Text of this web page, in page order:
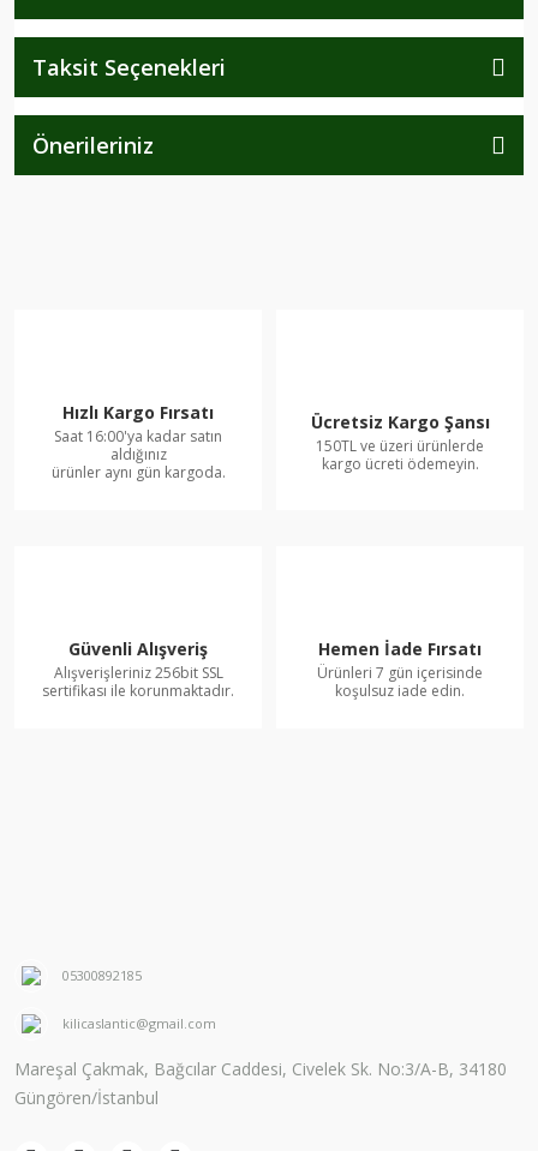
Taksit Seçenekleri
Önerileriniz
Hızlı Kargo Fırsatı
Saat 16:00'ya kadar satın
aldığınız
ürünler aynı gün kargoda.
Ücretsiz Kargo Şansı
150TL ve üzeri ürünlerde
kargo ücreti ödemeyin.
Güvenli Alışveriş
Alışverişleriniz 256bit SSL
sertifikası ile korunmaktadır.
Hemen İade Fırsatı
Ürünleri 7 gün içerisinde
koşulsuz iade edin.
05300892185
kilicaslantic@gmail.com
Mareşal Çakmak, Bağcılar Caddesi, Civelek Sk. No:3/A-B, 34180
Güngören/İstanbul